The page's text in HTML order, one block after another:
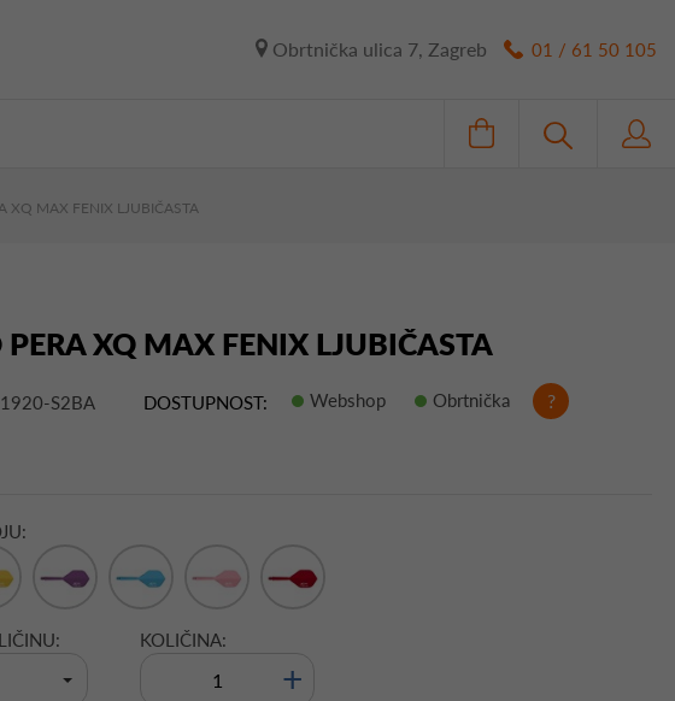
Obrtnička ulica 7, Zagreb 01 / 61 50 105
XQ MAX FENIX LJUBIČASTA
XQ MAX FENIX LJUBIČASTA
S2BA DOSTUPNOST: Webshop Obrtnička ?
KOLIČINA:
+